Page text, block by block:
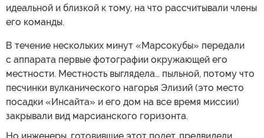
идеальной и близкой к тому, на что рассчитывали члены
его команды.
В течение нескольких минут «Марсокубы» передали
с аппарата первые фотографии окружающей его
местности. Местность выглядела… пыльной, потому что
песчинки вулканического нагорья Элизий (это место
посадки «Инсайта» и его дом на все время миссии)
закрывали вид марсианского горизонта.